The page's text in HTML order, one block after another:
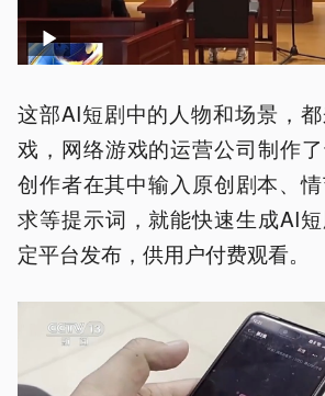
这部AI短剧中的人物和场景，
戏，网络游戏的运营公司制作
创作者在其中输入原创剧本、
求等提示词，就能快速生成AI
定平台发布，供用户付费观看。